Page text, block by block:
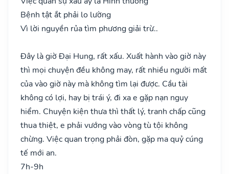
Bệnh tật ắt phải lo lường
Vì lời nguyền rủa tìm phương giải trừ..
Đây là giờ Đại Hung, rất xấu. Xuất hành vào giờ này
thì mọi chuyện đều không may, rất nhiều người mất
của vào giờ này mà không tìm lại được. Cầu tài
không có lợi, hay bị trái ý, đi xa e gặp nạn nguy
hiểm. Chuyện kiện thưa thì thất lý, tranh chấp cũng
thua thiệt, e phải vướng vào vòng tù tội không
chừng. Việc quan trọng phải đòn, gặp ma quỷ cúng
tế mới an.
7h-9h